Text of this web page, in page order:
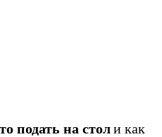
подать на столи как